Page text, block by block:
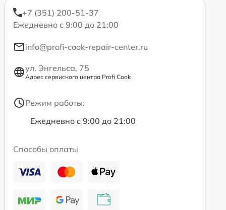
+7 (351) 200-51-37
Ежедневно с 9:00 до 21:00
info@profi-cook-repair-center.ru
ул. Энгельса, 75
Адрес сервисного центра Profi Cook
Режим работы:
Ежедневно с 9:00 до 21:00
Способы оплаты